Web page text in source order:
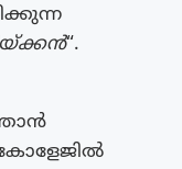
“.
കോളേജിൽ